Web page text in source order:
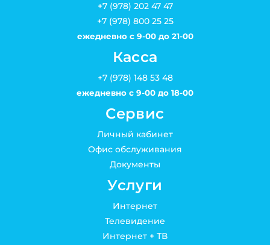
+7 (978) 202 47 47
+7 (978) 800 25 25
ежедневно с 9-00 до 21-00
Касса
+7 (978) 148 53 48
ежедневно с 9-00 до 18-00
Сервис
Личный кабинет
Офис обслуживания
Документы
Услуги
Интернет
Телевидение
Интернет + ТВ